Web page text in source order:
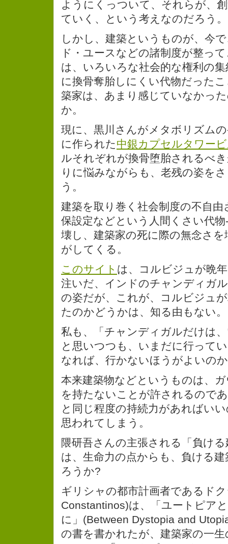
ようにくっついて、それらが、
ていく、という考えなのだろう。
しかし、建築というものが、今
ド・ユースなどの諸制度が整っ
は、いろいろな社会的な権利の
に換骨奪胎しにくい代物だった
築家は、あまり感じていなかっ
か。
現に、黒川さんがメタボリズム
に作られた中銀カプセルタワー
ルそれぞれが換骨堕胎されるべ
りに悩みながらも、老残の姿を
う。
建築を取り巻く社会制度の不自由
保設定などという人間くさい代
壊し、建築家の死に際の無念さ
がしてくる。
このサイト は、コルビジュが晩
注いだ、インドのチャンディガ
の姿だが、これが、コルビジュ
たのかどうかは、知る由もない。
私も、「チャンディガルだけは
と思いつつも、いまだに行って
なれば、行かないほうがよいの
本来建築物などというものは、
を持たないことが許されるので
と同じ程度の持続力があればい
思われてしまう。
隈研吾さんの主張される「負け
は、生命力の点からも、負ける
ろうか?
ギリシャの都市計画者であるド
Constantinos)は、「ユートピア
に」(Between Dystopia and
の書を書かれたが、建築家の一